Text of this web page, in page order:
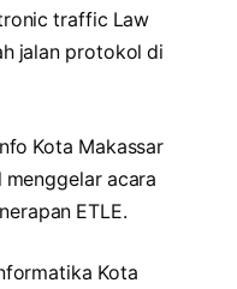
traffic Law
jalan protokol di
Kota Makassar
menggelar acara
ETLE.
Kota